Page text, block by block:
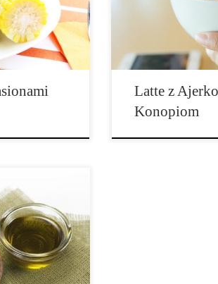
łuskanych
organicznych jaj), • ⅛
angielskiego, • ⅛
Latte z
Konopiom
plastik, paliwa
zakres
przewodnik po
że
wykonanego z